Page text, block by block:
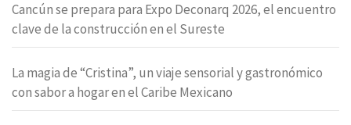
Cancún se prepara para Expo Deconarq 2026, el encuentro
clave de la construcción en el Sureste
La magia de “Cristina”, un viaje sensorial y gastronómico
con sabor a hogar en el Caribe Mexicano